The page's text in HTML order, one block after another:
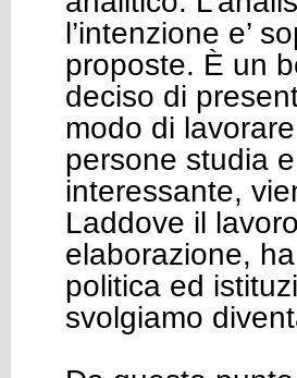
l’intenzione e’
proposte. È un
deciso di
modo di
persone studia
interessante,
Laddove il
elaborazione,
politica ed
svolgiamo